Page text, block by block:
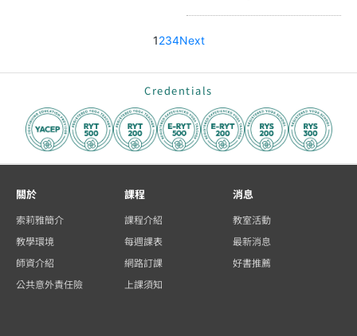
1234Next
Credentials
關於
索莉雅簡介
教學環境
師資介紹
公共意外責任險
課程
課程介紹
每週課表
網路訂課
上課須知
消息
教室活動
最新消息
好書推薦